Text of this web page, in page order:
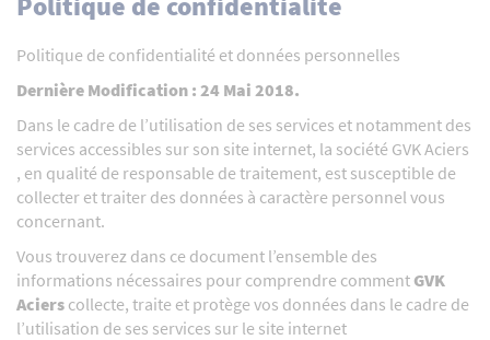
Politique de confidentialité et données personnelles
Dernière Modification : 24 Mai 2018.
Dans le cadre de l’utilisation de ses services et notamment des
services accessibles sur son site internet, la société GVK Aciers
, en qualité de responsable de traitement, est susceptible de
collecter et traiter des données à caractère personnel vous
concernant.
Vous trouverez dans ce document l’ensemble des
informations nécessaires pour comprendre comment GVK
Aciers collecte, traite et protège vos données dans le cadre de
l’utilisation de ses services sur le site internet